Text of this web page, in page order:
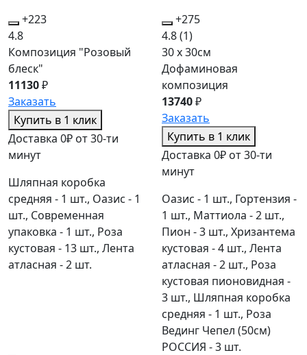
+223
4.8
Композиция "Розовый
блеск"
11130₽
Заказать
Купить в 1 клик
Доставка 0₽ от 30-ти
минут
Шляпная коробка
средняя - 1 шт., Оазис - 1
шт., Современная
упаковка - 1 шт., Роза
кустовая - 13 шт., Лента
атласная - 2 шт.
+275
4.8(1)
30 x 30см
Дофаминовая
композиция
13740₽
Заказать
Купить в 1 клик
Доставка 0₽ от 30-ти
минут
Оазис - 1 шт., Гортензия -
1 шт., Маттиола - 2 шт.,
Пион - 3 шт., Хризантема
кустовая - 4 шт., Лента
атласная - 2 шт., Роза
кустовая пионовидная -
3 шт., Шляпная коробка
средняя - 1 шт., Роза
Вединг Чепел (50см)
РОССИЯ - 3 шт.